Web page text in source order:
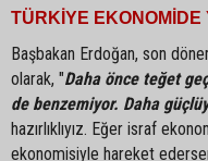
TÜRKİYE
Başbakan Erdoğan, son
olarak, "Daha önce teğet
de benzemiyor. Daha
hazırlıklıyız. Eğer israf
ekonomisiyle hareket